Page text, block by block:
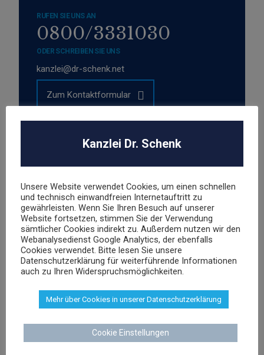
RUFEN SIE UNS AN
0800/3331030
ODER SCHREIBEN SIE UNS
kanzlei@dr-schenk.net
Zum Kontaktformular
Abmahnung
Markenrecht
Datenschutzrecht
Urheber- und Medienrecht
Wettbewerbsrecht
Kanzlei Dr. Schenk
Unsere Website verwendet Cookies, um einen schnellen
und technisch einwandfreien Internetauftritt zu
gewährleisten. Wenn Sie Ihren Besuch auf unserer
Website fortsetzen, stimmen Sie der Verwendung
sämtlicher Cookies indirekt zu. Außerdem nutzen wir den
Webanalysedienst Google Analytics, der ebenfalls
Cookies verwendet. Bitte lesen Sie unsere
Datenschutzerklärung für weiterführende Informationen
auch zu Ihren Widerspruchsmöglichkeiten.
Mehr über Cookies in unserer Datenschutzerklärung
Cookie Einstellungen